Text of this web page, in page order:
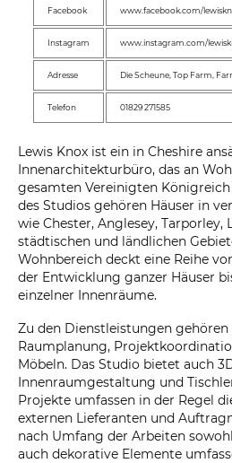
Facebook www.facebook.com/
Instagram www.instagram.com/
Adresse Die Scheune, Top Farm,
Telefon 01829 271585
Lewis Knox ist ein in Cheshire
Innenarchitekturbüro, das an
gesamten Vereinigten
des Studios gehören Häuser in
wie Chester, Anglesey, Tarporley,
städtischen und ländlichen
Wohnbereich deckt eine Reihe
der Entwicklung ganzer Häuser
einzelner Innenräume.
Zu den Dienstleistungen gehören
Raumplanung,
Möbeln. Das Studio bietet auch
Innenraumgestaltung und
Projekte umfassen in der Regel
externen Lieferanten und
nach Umfang der Arbeiten
auch dekorative Elemente